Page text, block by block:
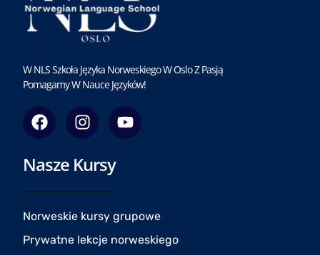
W NLS Szkoła Języka Norweskiego W Oslo Z Pasją
Pomagamy W Nauce Języków!
F
a
c
e
o
o
I
n
s
t
g
r
a
m
Y
o
u
e
Nasze Kursy
Norweskie kursy grupowe
Prywatne lekcje norweskiego